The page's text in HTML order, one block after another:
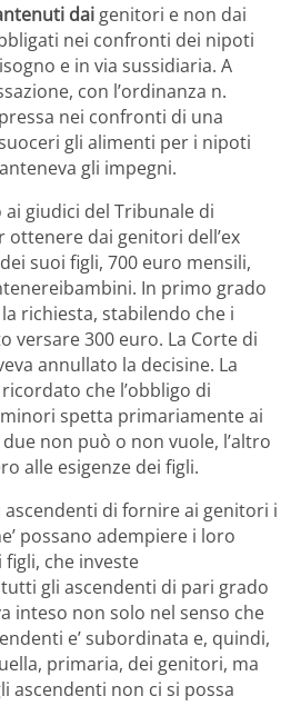
dai genitori e non dai
nei confronti dei nipoti
e in via sussidiaria. A
con l’ordinanza n.
nei confronti di una
gli alimenti per i nipoti
gli impegni.
ai giudici del Tribunale di
ottenere dai genitori dell’ex
suoi figli, 700 euro mensili,
In primo grado
richiesta, stabilendo che i
versare 300 euro. La Corte di
annullato la decisine. La
che l’obbligo di
spetta primariamente ai
non può o non vuole, l’altro
alle esigenze dei figli.
ascendenti di fornire ai genitori i
possano adempiere i loro
che investe
gli ascendenti di pari grado
inteso non solo nel senso che
e’ subordinata e, quindi,
primaria, dei genitori, ma
ascendenti non ci si possa